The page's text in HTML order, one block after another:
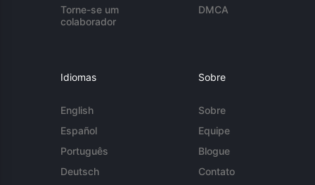
Torne-se um
colaborador
DMCA
Idiomas
English
Español
Português
Deutsch
Sobre
Sobre
Equipe
Blogue
Contato